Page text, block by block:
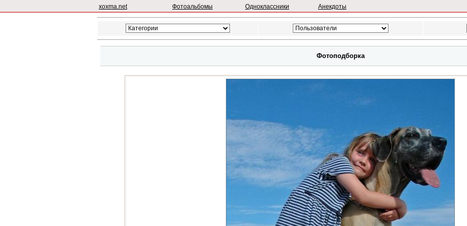
xoxma.net Фотоальбомы Одноклассники Анекдоты
Фотоподборка